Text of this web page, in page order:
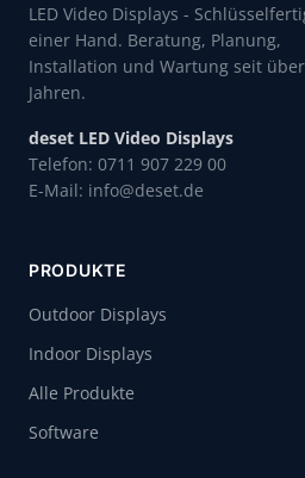
LED Video Displays -
einer Hand. Beratung, Planung,
Installation und Wartung seit
Jahren.
deset LED Video Displays
Telefon: 0711 907 229 00
E-Mail: info@deset.de
PRODUKTE
Outdoor Displays
Indoor Displays
Alle Produkte
Software